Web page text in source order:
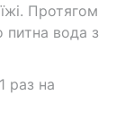
Протягом
питна вода з
раз на